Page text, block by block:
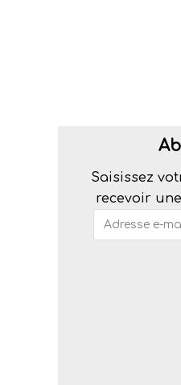
Saisissez
recevoir